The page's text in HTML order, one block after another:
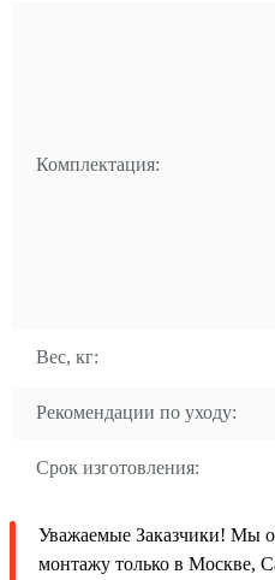
Комплектация:
Вес, кг:
Рекомендации по уходу:
Срок изготовления:
Уважаемые Заказчики! Мы
монтажу только в Москве,